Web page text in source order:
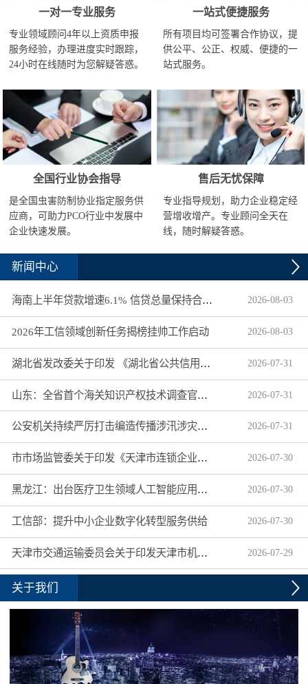
一对一专业服务
专业领域顾问4年以上资质申报
服务经验，办理进度实时跟踪，
24小时在线随时为您解疑答惑。
一站式便捷服务
所有项目均可签署合作协议，提
供公平、公正、权威、便捷的一
站式服务。
全国行业协会指导
是全国虫害防制协业指定服务供
应商，可助力PCO行业中发展中
企业快速发展。
售后无忧保障
专业指导规划，助力企业稳定经
营增收增产。专业顾问全天在
线，随时解疑答惑。
新闻中心
海南上半年贷款增速6.1% 信贷总量保持合理平稳增长 2026-08-03
2026年工信领域创新任务揭榜挂帅工作启动 2026-08-03
湖北省发改委关于印发 《湖北省公共信用信息目录（2026年版）》的通知 2026-07-31
山东：全省首个海关知识产权技术调查官制度落地济南自贸片区 2026-07-31
公安机关持续严厉打击编造传播涉汛涉灾网络谣言 2026-07-31
市市场监管委关于印发《天津市连锁企业食品经营许可“先证后核”信用承诺审批实施办法》的通知 2026-07-30
黑龙江：出台医疗卫生领域人工智能应用工作实施方案 2026-07-30
工信部：提升中小企业数字化转型服务供给 2026-07-30
天津市交通运输委员会关于印发天津市机动车驾驶员培训机构及教练员综合信用评价管理办法的通知 2026-07-29
关于我们